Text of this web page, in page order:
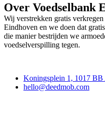
Over Voedselbank
Wij verstrekken gratis verkregen
Eindhoven en we doen dat
die manier bestrijden we
voedselverspilling tegen.
Koningsplein 1, 1017 BB
hello@deedmob.com